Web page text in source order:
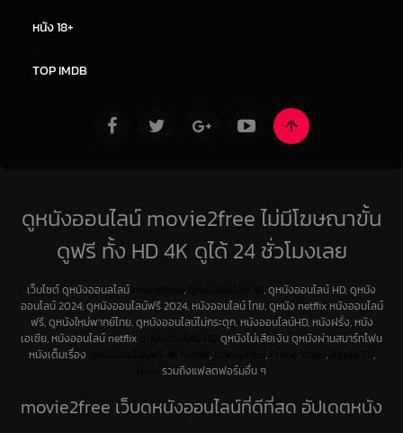
หนัง 18+
TOP IMDB
ดูหนังออนไลน์ movie2free ไม่มีโฆษณาขั้น
ดูฟรี ทั้ง HD 4K ดูได้ 24 ชั่วโมงเลย
เว็บไซต์ ดูหนังออนลไลน์ ,
, ดูหนังออนไลน์ HD, ดูหนัง
ออนไลน์ 2024, ดูหนังออนไลน์ฟรี 2024, หนังออนไลน์ ไทย, ดูหนัง netflix หนังออนไลน์
ฟรี, ดูหนังใหม่พากย์ไทย, ดูหนังออนไลน์ไม่กระตุก, หนังออนไลน์HD, หนังฝรั่ง, หนัง
เอเชีย, หนังออนไลน์ netflix
ดูหนังไม่เสียเงิน ดูหนังผ่านสมาร์ทโฟน
หนังเต็มเรื่อง
, , ,
,
รวมถึงแฟลตฟอร์มอื่น ๆ
movie2free เว็บดูหนังออนไลน์ที่ดีที่สุด อัปเดตหนัง